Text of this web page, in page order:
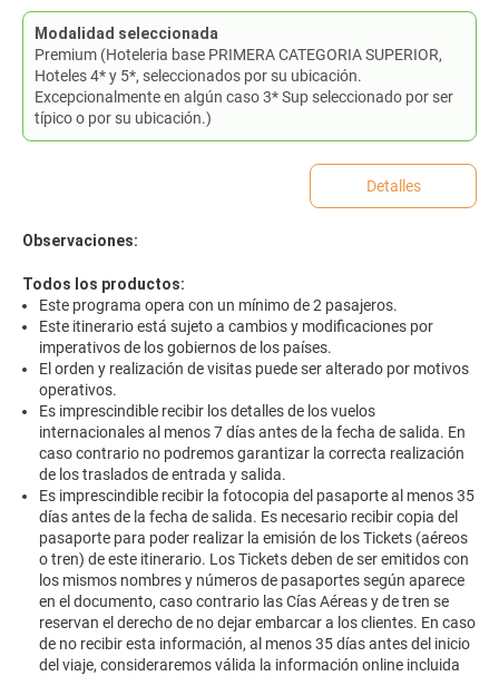
Modalidad seleccionada
Premium (Hoteleria base PRIMERA CATEGORIA SUPERIOR,
Hoteles 4* y 5*, seleccionados por su ubicación.
Excepcionalmente en algún caso 3* Sup seleccionado por ser
típico o por su ubicación.)
Detalles
Observaciones:
Todos los productos:
Este programa opera con un mínimo de 2 pasajeros.
Este itinerario está sujeto a cambios y modificaciones por
imperativos de los gobiernos de los países.
El orden y realización de visitas puede ser alterado por motivos
operativos.
Es imprescindible recibir los detalles de los vuelos
internacionales al menos 7 días antes de la fecha de salida. En
caso contrario no podremos garantizar la correcta realización
de los traslados de entrada y salida.
Es imprescindible recibir la fotocopia del pasaporte al menos 35
días antes de la fecha de salida. Es necesario recibir copia del
pasaporte para poder realizar la emisión de los Tickets (aéreos
o tren) de este itinerario. Los Tickets deben de ser emitidos con
los mismos nombres y números de pasaportes según aparece
en el documento, caso contrario las Cías Aéreas y de tren se
reservan el derecho de no dejar embarcar a los clientes. En caso
de no recibir esta información, al menos 35 días antes del inicio
del viaje, consideraremos válida la información online incluida